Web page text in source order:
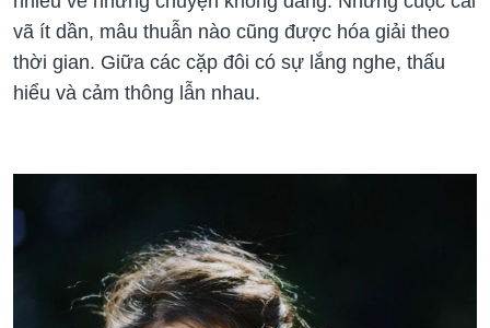
vã ít dần, mâu thuẫn nào cũng được hóa giải theo
thời gian. Giữa các cặp đôi có sự lắng nghe, thấu
hiểu và cảm thông lẫn nhau.